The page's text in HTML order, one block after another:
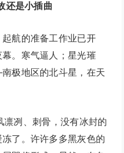
还是小插曲
航的准备工作业已开
。寒气逼人；星光璀
极地区的北斗星，在天
冽、刺骨，没有冰封的
了。许许多多黑灰色的